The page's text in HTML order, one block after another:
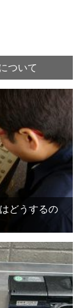
ついて
どうするの